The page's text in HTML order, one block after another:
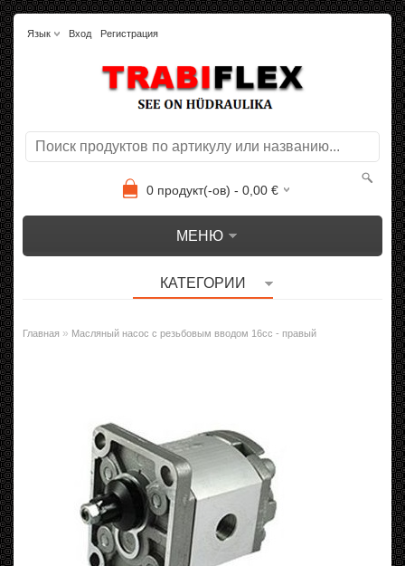
Язык Вход Регистрация
0 продукт(-ов) - 0,00 €
МЕНЮ
КАТЕГОРИИ
Главная » Масляный насос с резьбовым вводом 16cc - правый